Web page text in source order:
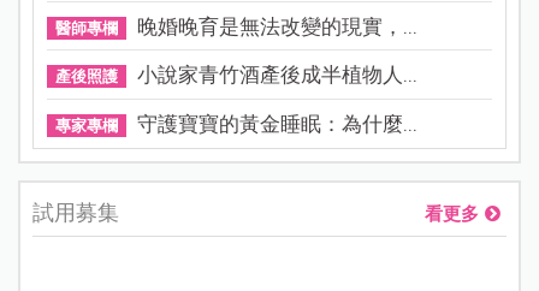
醫師專欄 晚婚晚育是無法改變的現實，...
產後照護 小說家青竹酒產後成半植物人...
專家專欄 守護寶寶的黃金睡眠：為什麼...
試用募集 看更多